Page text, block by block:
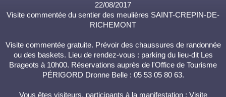
22/08/2017
Visite commentée du sentier des meulières SAINT-CREPIN-DE-
RICHEMONT
Visite commentée gratuite. Prévoir des chaussures de randonnée
ou des baskets. Lieu de rendez-vous : parking du lieu-dit Les
Brageots à 10h00. Réservations auprès de l'Office de Tourisme
PÉRIGORD Dronne Belle : 05 53 05 80 63.
Vous êtes visiteurs, participants à la manifestation : Visite